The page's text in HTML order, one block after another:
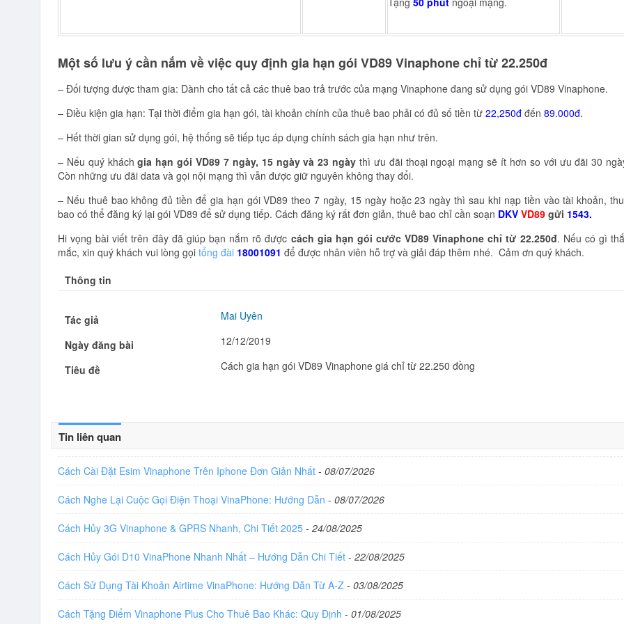
Một số lưu ý cần nắm về việc quy định gia hạn gói VD89 Vinaphone chỉ từ 22.250đ
– Đối tượng được tham gia: Dành cho tất cả các thuê bao trả trước của mạng Vinaphone đang sử dụng gói VD89 Vinaphone.
– Điều kiện gia hạn: Tại thời điểm gia hạn gói, tài khoản chính của thuê bao phải có đủ số tiền từ 22,250đ đến 89.000đ.
– Hết thời gian sử dụng gói, hệ thống sẽ tiếp tục áp dụng chính sách gia hạn như trên.
– Nếu quý kháchgia hạn gói VD89 7 ngày, 15 ngày và 23 ngày thì ưu đãi thoại ngoại mạng sẽ ít hơn so với ưu đãi 30
Còn những ưu đãi data và gọi nội mạng thì vẫn được giữ nguyên không thay đổi.
– Nếu thuê bao không đủ tiền để gia hạn gói VD89 theo 7 ngày, 15 ngày hoặc 23 ngày thì sau khi nạp tiền vào tài khoản,
bao có thể đăng ký lại gói VD89 để sử dụng tiếp. Cách đăng ký rất đơn giản, thuê bao chỉ cần soạn DKV VD89 gửi 1543.
Hi vọng bài viết trên đây đã giúp bạn nắm rõ được cách gia hạn gói cước VD89 Vinaphone chỉ từ 22.250đ. Nếu có gì
mắc, xin quý khách vui lòng gọi tổng đài 18001091 để được nhân viên hỗ trợ và giải đáp thêm nhé. Cảm ơn quý khách.
Thông tin
Tác giả Mai Uyên
Ngày đăng bài 12/12/2019
Tiêu đề Cách gia hạn gói VD89 Vinaphone giá chỉ từ 22.250 đồng
Tin liên quan
Cách Cài Đặt Esim Vinaphone Trên Iphone Đơn Giản Nhất - 08/07/2026
Cách Nghe Lại Cuộc Gọi Điện Thoại VinaPhone: Hướng Dẫn - 08/07/2026
Cách Hủy 3G Vinaphone & GPRS Nhanh, Chi Tiết 2025 - 24/08/2025
Cách Hủy Gói D10 VinaPhone Nhanh Nhất – Hướng Dẫn Chi Tiết - 22/08/2025
Cách Sử Dụng Tài Khoản Airtime VinaPhone: Hướng Dẫn Từ A-Z - 03/08/2025
Cách Tặng Điểm Vinaphone Plus Cho Thuê Bao Khác: Quy Định - 01/08/2025